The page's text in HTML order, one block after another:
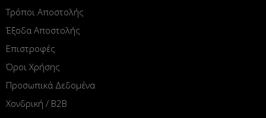
Τρόποι Αποστολής
Έξοδα Αποστολής
Επιστροφές
Όροι Χρήσης
Προσωπικά Δεδομένα
Χονδρική / B2B